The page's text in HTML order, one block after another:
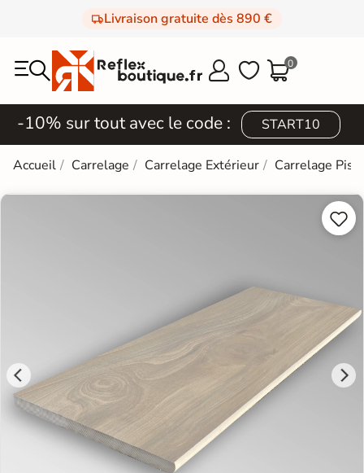
Livraison gratuite dès 890 €
  0
-10% sur tout avec le code : START10
Accueil Carrelage Carrelage Extérieur Carrelage

